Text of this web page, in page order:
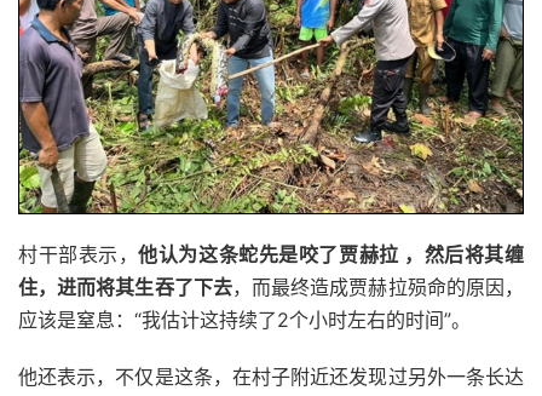
村干部表示，他认为这条蛇先是咬了贾赫拉 ，然后将其缠
住，进而将其生吞了下去，而最终造成贾赫拉殒命的原因，
应该是窒息：“我估计这持续了2个小时左右的时间”。
他还表示，不仅是这条，在村子附近还发现过另外一条长达